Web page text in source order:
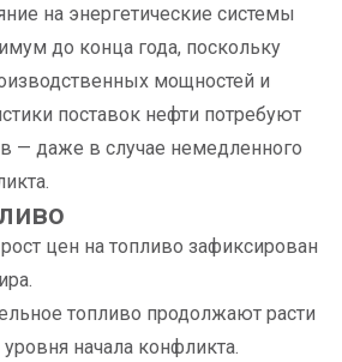
на энергетические системы
до конца года, поскольку
мощностей и
поставок нефти потребуют
— даже в случае немедленного
цен на топливо зафиксирован
топливо продолжают расти
начала конфликта.